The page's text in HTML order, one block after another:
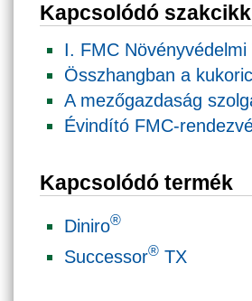
Kapcsolódó szakcikk
I. FMC
Összhangban a
A mezőgazdaság
Évindító FMC-
Kapcsolódó termék
Diniro®
Successor® TX